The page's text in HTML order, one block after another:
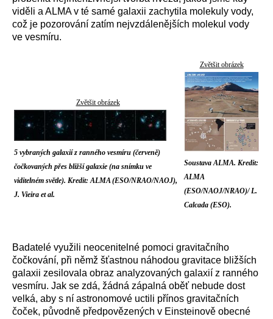
viděli a ALMA v té samé galaxii zachytila molekuly vody,
což je pozorování zatím nejvzdálenějších molekul vody
ve vesmíru.
Zvětšit obrázek
5 vybraných galaxií z ranného vesmíru (červeně)
čočkovaných přes bližší galaxie (na snímku ve
viditelném světle). Kredit: ALMA (ESO/NRAO/NAOJ),
J. Vieira et al.
Zvětšit obrázek
Soustava ALMA. Kredit:
ALMA
(ESO/NAOJ/NRAO)/ L.
Calcada (ESO).
Badatelé využili neocenitelné pomoci gravitačního
čočkování, při němž šťastnou náhodou gravitace bližších
galaxii zesilovala obraz analyzovaných galaxií z ranného
vesmíru. Jak se zdá, žádná zápalná oběť nebude dost
velká, aby s ní astronomové uctili přínos gravitačních
čoček, původně předpovězených v Einsteinově obecné